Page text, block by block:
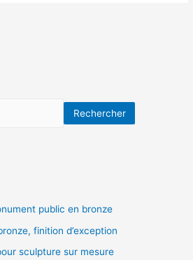
Rechercher
public en bronze
finition d’exception
sculpture sur mesure